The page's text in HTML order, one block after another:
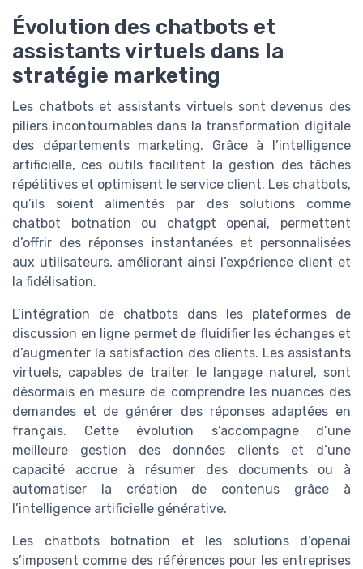
Évolution des chatbots et
assistants virtuels dans la
stratégie marketing
Les chatbots et assistants virtuels sont devenus des
piliers incontournables dans la transformation digitale
des départements marketing. Grâce à l’intelligence
artificielle, ces outils facilitent la gestion des tâches
répétitives et optimisent le service client. Les chatbots,
qu’ils soient alimentés par des solutions comme
chatbot botnation ou chatgpt openai, permettent
d’offrir des réponses instantanées et personnalisées
aux utilisateurs, améliorant ainsi l’expérience client et
la fidélisation.
L’intégration de chatbots dans les plateformes de
discussion en ligne permet de fluidifier les échanges et
d’augmenter la satisfaction des clients. Les assistants
virtuels, capables de traiter le langage naturel, sont
désormais en mesure de comprendre les nuances des
demandes et de générer des réponses adaptées en
français. Cette évolution s’accompagne d’une
meilleure gestion des données clients et d’une
capacité accrue à résumer des documents ou à
automatiser la création de contenus grâce à
l’intelligence artificielle générative.
Les chatbots botnation et les solutions d’openai
s’imposent comme des références pour les entreprises